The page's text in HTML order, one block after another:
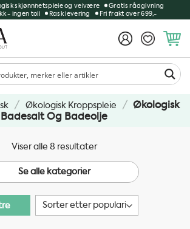
skjønnhetspleie og velvære
Gratis rådgivning
- ingen toll
Rask levering Fri frakt over 699,-
/ Økologisk Kroppspleie / Økologisk
Badesalt Og Badeolje
Viser alle 8 resultaterSortert
etter
propularitet
Se alle kategorier